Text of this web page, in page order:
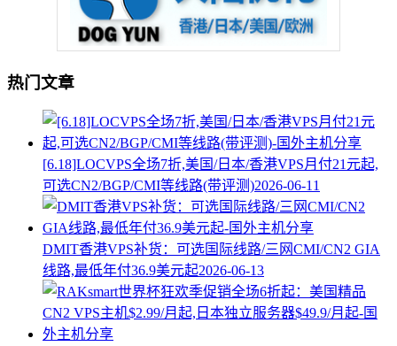
热门文章
[6.18]LOCVPS全场7折,美国/日本/香港VPS月付21元起,
可选CN2/BGP/CMI等线路(带评测)2026-06-11
DMIT香港VPS补货：可选国际线路/三网CMI/CN2 GIA
线路,最低年付36.9美元起2026-06-13